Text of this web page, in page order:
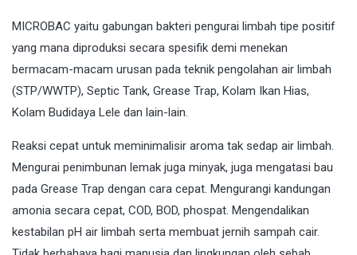
MICROBAC yaitu gabungan bakteri pengurai limbah tipe positif
yang mana diproduksi secara spesifik demi menekan
bermacam-macam urusan pada teknik pengolahan air limbah
(STP/WWTP), Septic Tank, Grease Trap, Kolam Ikan Hias,
Kolam Budidaya Lele dan lain-lain.
Reaksi cepat untuk meminimalisir aroma tak sedap air limbah.
Mengurai penimbunan lemak juga minyak, juga mengatasi bau
pada Grease Trap dengan cara cepat. Mengurangi kandungan
amonia secara cepat, COD, BOD, phospat. Mengendalikan
kestabilan pH air limbah serta membuat jernih sampah cair.